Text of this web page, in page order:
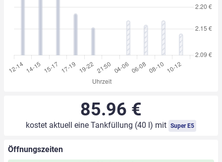
85.96 €
kostet aktuell eine Tankfüllung (40 l) mit Super E5
Öffnungszeiten